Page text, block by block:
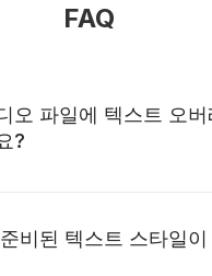
FAQ
오 파일에 텍스트 오버
?
비된 텍스트 스타일